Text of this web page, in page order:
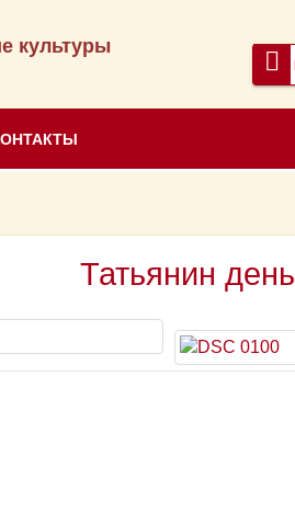
культуры
Татьянин день